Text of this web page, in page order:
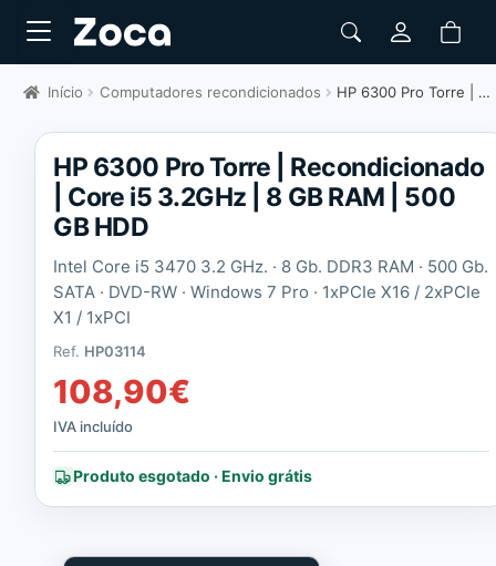
Início Computadores recondicionados HP 6300 Pro Torre | Recondicionado
HP 6300 Pro Torre | Recondicionado
| Core i5 3.2GHz | 8 GB RAM | 500
GB HDD
Intel Core i5 3470 3.2 GHz. · 8 Gb. DDR3 RAM · 500 Gb.
SATA · DVD-RW · Windows 7 Pro · 1xPCIe X16 / 2xPCIe
X1 / 1xPCI
Ref. HP03114
108,90€
IVA incluído
Produto esgotado · Envio grátis